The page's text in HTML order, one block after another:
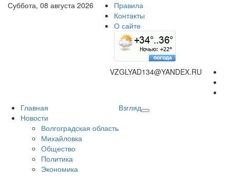
Суббота, 08 августа 2026
Правила
Контакты
О сайте
VZGLYAD134@YANDEX.RU
Главная
Новости
Волгоградская область
Михайловка
Общество
Политика
Экономика
Взгляд